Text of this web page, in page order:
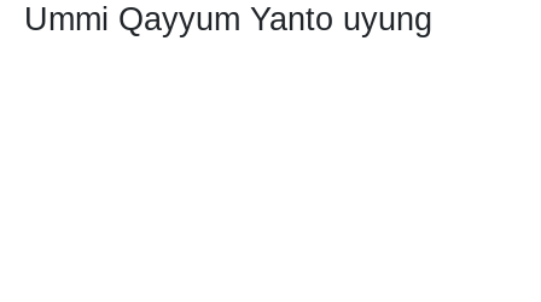
Ummi Qayyum Yanto uyung